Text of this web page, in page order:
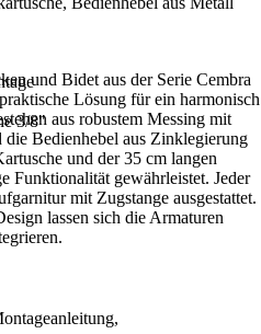
3/8"
und Bidet aus der Serie Cembra
Lösung für ein harmonisch
aus robustem Messing mit
Bedienhebel aus Zinklegierung
und der 35 cm langen
Funktionalität gewährleistet. Jeder
mit Zugstange ausgestattet.
lassen sich die Armaturen